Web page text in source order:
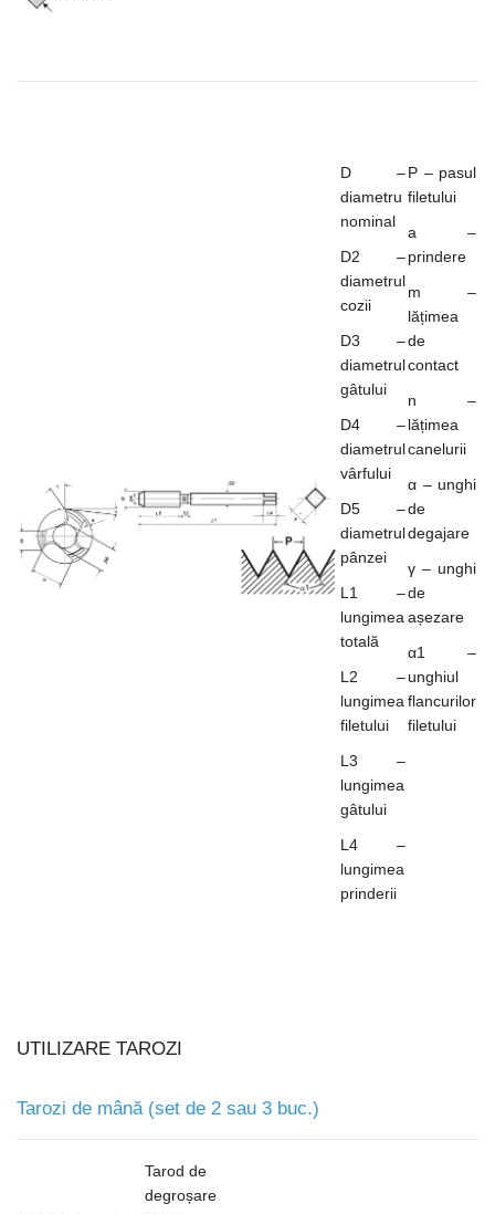
D –
diametru
nominal
D2 –
diametrul
cozii
D3 –
diametrul
gâtului
D4 –
diametrul
vârfului
D5 –
diametrul
pânzei
L1 –
lungimea
totală
L2 –
lungimea
filetului
L3 –
lungimea
gâtului
L4 –
lungimea
prinderii
P – pasul
filetului
a –
prindere
m –
lățimea
de
contact
n –
lățimea
canelurii
α – unghi
de
degajare
γ – unghi
de
așezare
α1 –
unghiul
flancurilor
filetului
UTILIZARE TAROZI
Tarozi de mână (set de 2 sau 3 buc.)
Tarod de
degroșare